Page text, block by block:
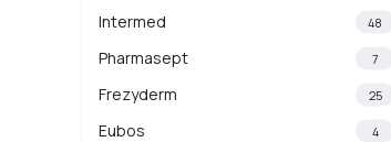
Intermed 48
Pharmasept 7
Frezyderm 25
Eubos 4